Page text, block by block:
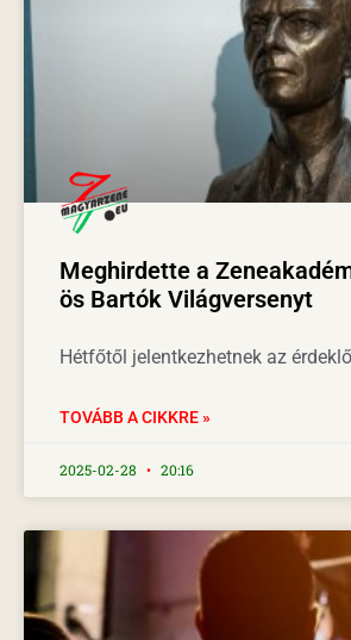
Meghirdette a
ös Bartók Világversenyt
Hétfőtől jelentkezhetnek az
TOVÁBB A CIKKRE »
2025-02-28 20:16